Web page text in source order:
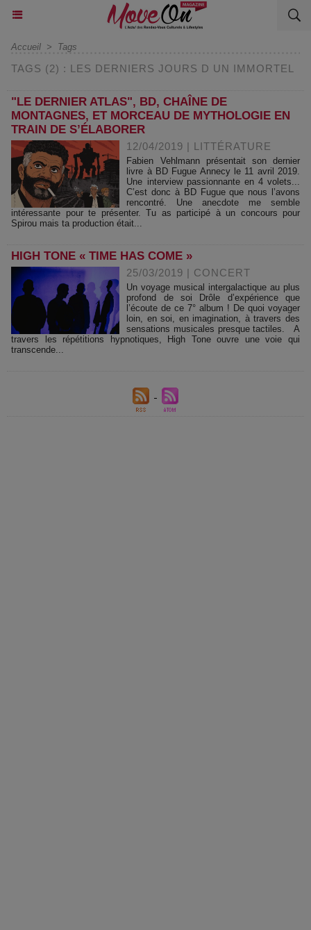
Accueil > Tags
TAGS (2) : LES DERNIERS JOURS D UN IMMORTEL
"LE DERNIER ATLAS", BD, CHAÎNE DE
MONTAGNES, ET MORCEAU DE MYTHOLOGIE EN
TRAIN DE S’ÉLABORER
12/04/2019 | LITTÉRATURE
Fabien Vehlmann présentait son dernier
livre à BD Fugue Annecy le 11 avril 2019.
Une interview passionnante en 4 volets...
C’est donc à BD Fugue que nous l’avons
rencontré. Une anecdote me semble
intéressante pour te présenter. Tu as participé à un concours pour
Spirou mais ta production était...
HIGH TONE « TIME HAS COME »
25/03/2019 | CONCERT
Un voyage musical intergalactique au plus
profond de soi Drôle d’expérience que
l’écoute de ce 7° album ! De quoi voyager
loin, en soi, en imagination, à travers des
sensations musicales presque tactiles. A
travers les répétitions hypnotiques, High Tone ouvre une voie qui
transcende...